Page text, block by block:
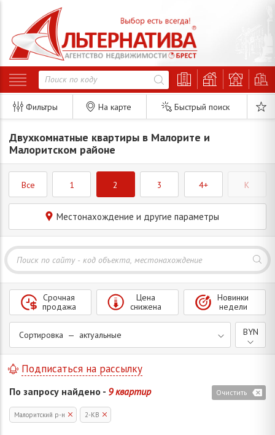
Фильтры На карте Быстрый поиск
Двухкомнатные квартиры в Малорите и
Малоритском районе
Все 1 2 3 4+ K
Местонахождение и другие параметры
Сортировка — актуальные
Срочная
продажа
Цена
снижена
Новинки
недели
BYN
По запросу найдено - 9 квартир Очистить
Подписаться на рассылку
Малоритский р-н 2-КВ